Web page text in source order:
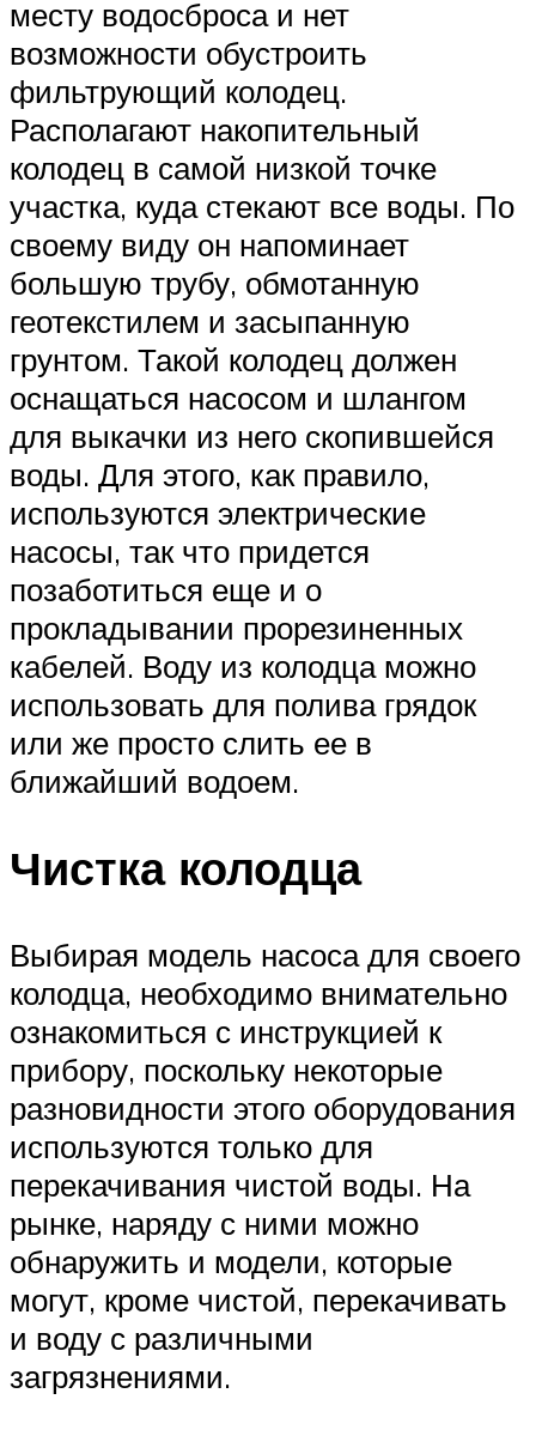
месту водосброса и нет
возможности обустроить
фильтрующий колодец.
Располагают накопительный
колодец в самой низкой точке
участка, куда стекают все воды. По
своему виду он напоминает
большую трубу, обмотанную
геотекстилем и засыпанную
грунтом. Такой колодец должен
оснащаться насосом и шлангом
для выкачки из него скопившейся
воды. Для этого, как правило,
используются электрические
насосы, так что придется
позаботиться еще и о
прокладывании прорезиненных
кабелей. Воду из колодца можно
использовать для полива грядок
или же просто слить ее в
ближайший водоем.
Чистка колодца
Выбирая модель насоса для своего
колодца, необходимо внимательно
ознакомиться с инструкцией к
прибору, поскольку некоторые
разновидности этого оборудования
используются только для
перекачивания чистой воды. На
рынке, наряду с ними можно
обнаружить и модели, которые
могут, кроме чистой, перекачивать
и воду с различными
загрязнениями.